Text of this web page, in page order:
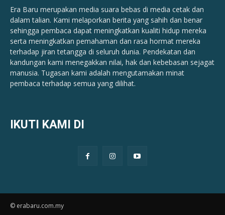
Era Baru merupakan media suara bebas di media cetak dan
dalam talian. Kami melaporkan berita yang sahih dan benar ​​
sehingga pembaca dapat meningkatkan kualiti hidup mereka
serta meningkatkan pemahaman dan rasa hormat mereka
terhadap jiran tetangga di seluruh dunia. Pendekatan dan
kandungan kami menegakkan nilai, hak dan kebebasan sejagat
manusia. Tugasan kami adalah mengutamakan minat
pembaca terhadap semua yang dilihat.
IKUTI KAMI DI
© erabaru.com.my